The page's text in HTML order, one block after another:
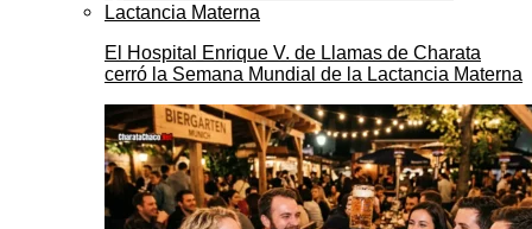
El Hospital Enrique V. de Llamas de Charata
cerró la Semana Mundial de la Lactancia Materna